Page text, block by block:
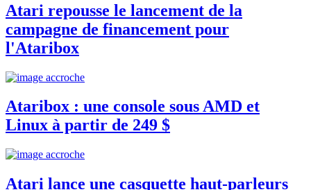
Atari repousse le lancement de la
campagne de financement pour
l'Ataribox
Ataribox : une console sous AMD et
Linux à partir de 249 $
Atari lance une casquette haut-parleurs